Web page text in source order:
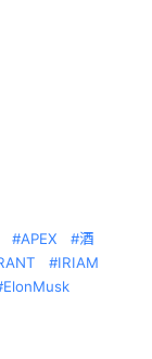
APEX
酒
IRIAM
ElonMusk